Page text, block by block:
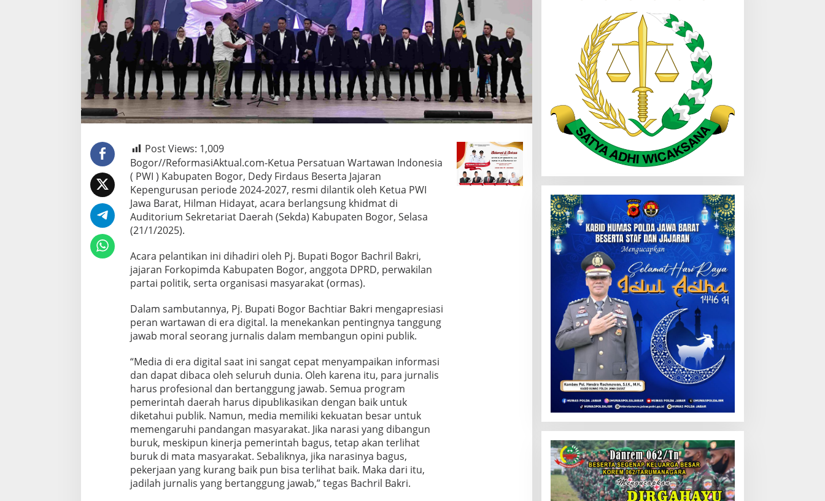
Post Views: 1,009
Bogor//ReformasiAktual.com-Ketua Persatuan Wartawan Indonesia
( PWI ) Kabupaten Bogor, Dedy Firdaus Beserta Jajaran
Kepengurusan periode 2024-2027, resmi dilantik oleh Ketua PWI
Jawa Barat, Hilman Hidayat, acara berlangsung khidmat di
Auditorium Sekretariat Daerah (Sekda) Kabupaten Bogor, Selasa
(21/1/2025).
Acara pelantikan ini dihadiri oleh Pj. Bupati Bogor Bachril Bakri,
jajaran Forkopimda Kabupaten Bogor, anggota DPRD, perwakilan
partai politik, serta organisasi masyarakat (ormas).
Dalam sambutannya, Pj. Bupati Bogor Bachtiar Bakri mengapresiasi
peran wartawan di era digital. Ia menekankan pentingnya tanggung
jawab moral seorang jurnalis dalam membangun opini publik.
“Media di era digital saat ini sangat cepat menyampaikan informasi
dan dapat dibaca oleh seluruh dunia. Oleh karena itu, para jurnalis
harus profesional dan bertanggung jawab. Semua program
pemerintah daerah harus dipublikasikan dengan baik untuk
diketahui publik. Namun, media memiliki kekuatan besar untuk
memengaruhi pandangan masyarakat. Jika narasi yang dibangun
buruk, meskipun kinerja pemerintah bagus, tetap akan terlihat
buruk di mata masyarakat. Sebaliknya, jika narasinya bagus,
pekerjaan yang kurang baik pun bisa terlihat baik. Maka dari itu,
jadilah jurnalis yang bertanggung jawab,” tegas Bachril Bakri.